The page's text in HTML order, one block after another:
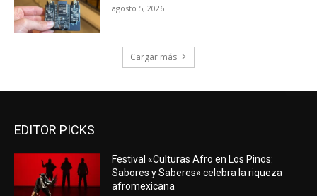
agosto 5, 2026
Cargar más
EDITOR PICKS
Festival «Culturas Afro en Los Pinos:
Sabores y Saberes» celebra la riqueza
afromexicana